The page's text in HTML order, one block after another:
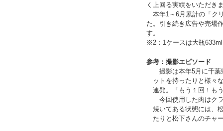
く上回る実績をいただき
本年1～6月累計の「ク
た。引き続き広告や売場
す。
※2：1ケースは大瓶
参考：撮影エピソード
撮影は本年5月に千葉
ットを持ったりと様々
連発。「もう１回！も
今回使用した肉はク
焼いてある状態には、
たりと松下さんのチャ